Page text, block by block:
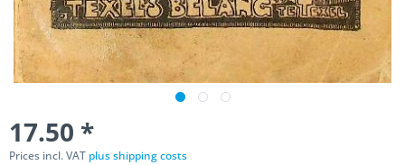
17.50 *
Prices incl. VAT plus shipping costs